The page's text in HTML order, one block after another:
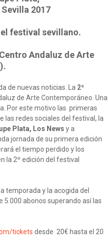
2017
festival sevillano.
Andaluz de Arte
de nuevas noticias. La 2ª
de Arte Contemporáneo. Una
Por este motivo las primeras
las redes sociales del festival, la
Plata, Los News y a
jornada de su primera edición
el tiempo perdido y los
la 2º edición del festival
temporada y la acogida del
5.000 abonos superando así las
tickets desde 20€ hasta el 20